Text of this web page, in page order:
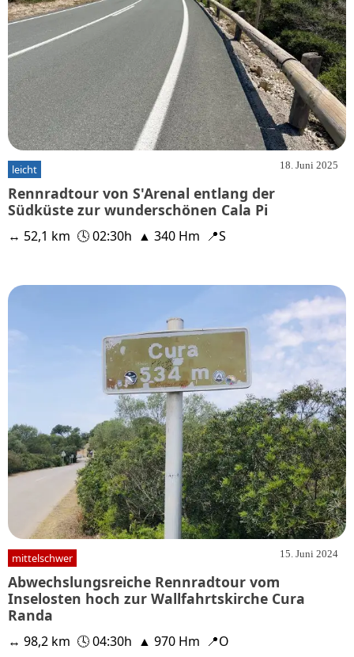
18. Juni 2025
leicht
Rennradtour von S'Arenal entlang der
Südküste zur wunderschönen Cala Pi
↔ 52,1 km 🕓 02:30h ▲ 340 Hm 📍S
15. Juni 2024
mittelschwer
Abwechslungsreiche Rennradtour vom
Inselosten hoch zur Wallfahrtskirche Cura
Randa
↔ 98,2 km 🕓 04:30h ▲ 970 Hm 📍O